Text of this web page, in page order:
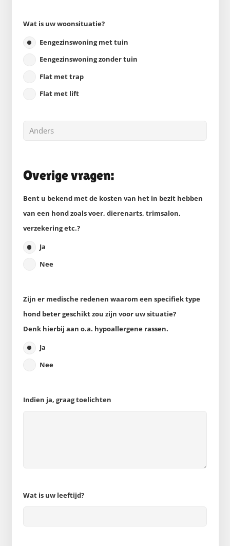
Wat is uw woonsituatie?
Eengezinswoning met tuin
Eengezinswoning zonder tuin
Flat met trap
Flat met lift
Overige vragen:
Bent u bekend met de kosten van het in bezit hebben
van een hond zoals voer, dierenarts, trimsalon,
verzekering etc.?
Ja
Nee
Zijn er medische redenen waarom een specifiek type
hond beter geschikt zou zijn voor uw situatie?
Denk hierbij aan o.a. hypoallergene rassen.
Ja
Nee
Indien ja, graag toelichten
Wat is uw leeftijd?